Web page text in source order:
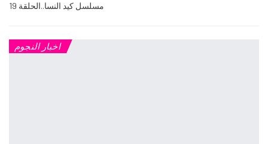
مسلسل كيد النسا..الحلقة 19
اخبار النجوم